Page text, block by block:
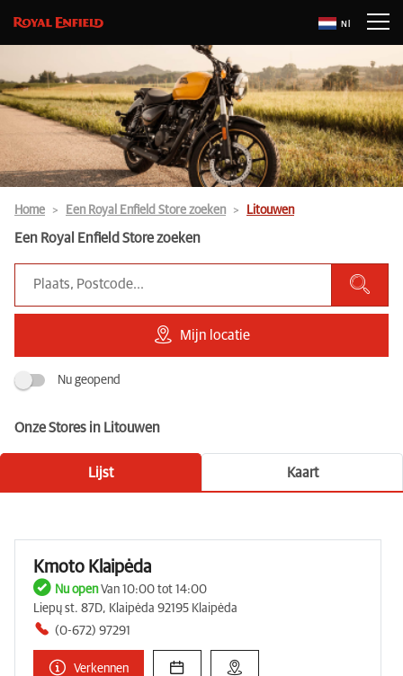
Nl
Home Een Royal Enfield Store zoeken Litouwen
Een Royal Enfield Store zoeken
Mijn locatie
Nu geopend
Onze Stores in Litouwen
Lijst Kaart
Kmoto Klaipėda
Nu openVan 10:00 tot 14:00
Liepų st. 87D, Klaipėda 92195 Klaipėda
(0-672) 97291
Verkennen